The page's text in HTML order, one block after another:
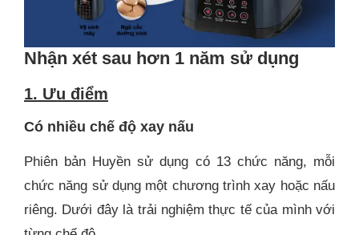
Nhận xét sau hơn 1 năm sử dụng
1. Ưu điểm
Có nhiều chế độ xay nấu
Phiên bản Huyền sử dụng có 13 chức năng, mỗi
chức năng sử dụng một chương trình xay hoặc nấu
riêng. Dưới đây là trải nghiệm thực tế của mình với